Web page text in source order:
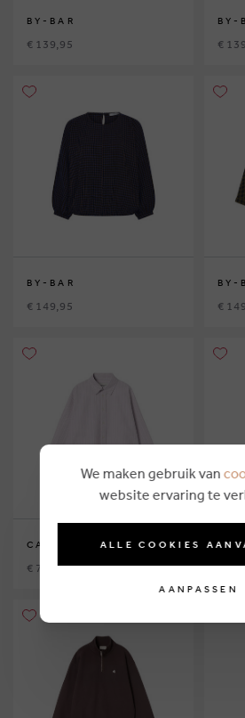
BY-BAR
€ 139,95
BY-
€
BY-BAR
€ 149,95
BY-
€
CARHARTT WIP
€ 79,00
BY-
€
We maken gebruik van
website ervaring te
ALLE COOKIES
AANPASSEN